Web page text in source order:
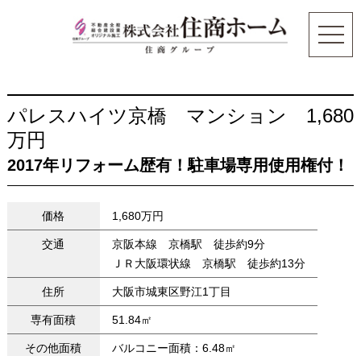
パレスハイツ京橋 マンション 1,680
万円
2017年リフォーム歴有！駐車場専用使用権付！
価格 1,680万円
交通
京阪本線 京橋駅 徒歩約9分
ＪＲ大阪環状線 京橋駅 徒歩約13分
住所 大阪市城東区野江1丁目
専有面積 51.84㎡
その他面積 バルコニー面積：6.48㎡